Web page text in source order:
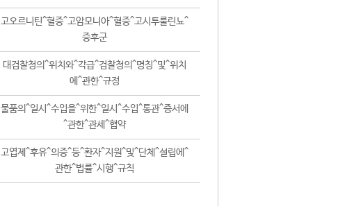
고오르니틴^혈증^고암모니아^혈증^고시투룰린뇨^
증후군
대검찰청의^위치와^각급^검찰청의^명칭^및^위치
에^관한^규정
물품의^일시^수입을^위한^일시^수입^통관^증서에
^관한^관세^협약
고엽제^후유^의증^등^환자^지원^및^단체^설립에^
관한^법률^시행^규칙